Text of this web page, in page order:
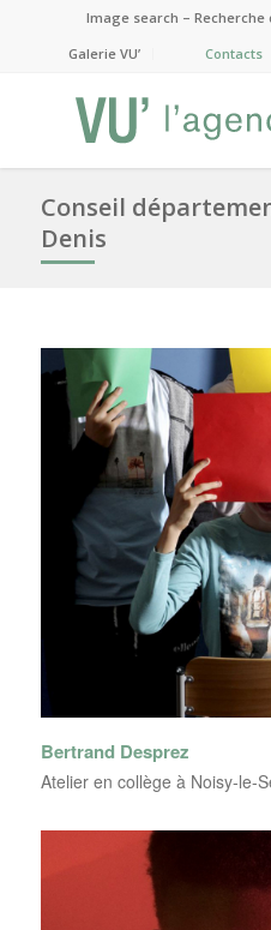
Image search – Recherche
Galerie VU’
Contacts
Conseil
Denis
Bertrand Desprez
Atelier en collège à Noisy-le-